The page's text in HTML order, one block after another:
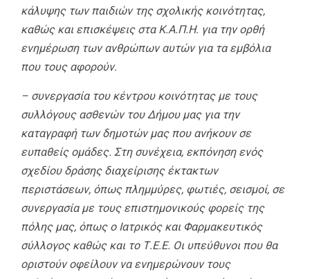
κάλυψης των παιδιών της σχολικής κοινότητας,
καθώς και επισκέψεις στα Κ.Α.Π.Η. για την ορθή
ενημέρωση των ανθρώπων αυτών για τα εμβόλια
που τους αφορούν.
– συνεργασία του κέντρου κοινότητας με τους
συλλόγους ασθενών του Δήμου μας για την
καταγραφή των δημοτών μας που ανήκουν σε
ευπαθείς ομάδες. Στη συνέχεια, εκπόνηση ενός
σχεδίου δράσης διαχείρισης έκτακτων
περιστάσεων, όπως πλημμύρες, φωτιές, σεισμοί, σε
συνεργασία με τους επιστημονικούς φορείς της
πόλης μας, όπως ο Ιατρικός και Φαρμακευτικός
σύλλογος καθώς και το Τ.Ε.Ε. Οι υπεύθυνοι που θα
οριστούν οφείλουν να ενημερώνουν τους